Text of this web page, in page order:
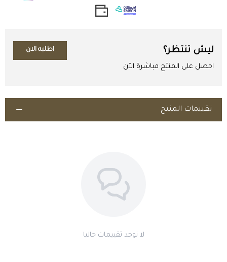
ليش تنتظر؟
احصل على المنتج مباشرة الآن
اطلبه الان
اطلب المنتج
تقييمات المنتج
لا توجد تقييمات حاليا